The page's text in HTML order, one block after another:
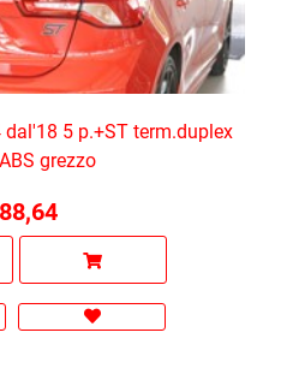
5 p.+ST term.duplex
grezzo